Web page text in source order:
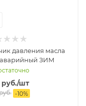
давления масла
аварийный ЗИМ
/шт
-10%